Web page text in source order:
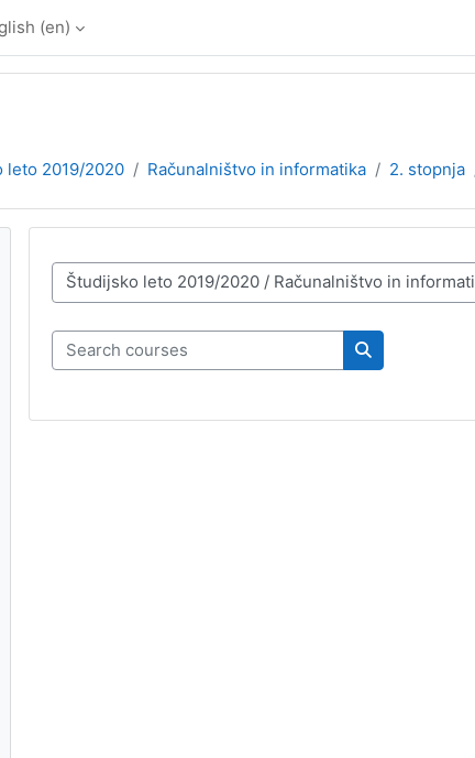
‎(en)‎
leto 2019/2020 Računalništvo in informatika 2. stopnja
Course categories
Search courses
Search courses